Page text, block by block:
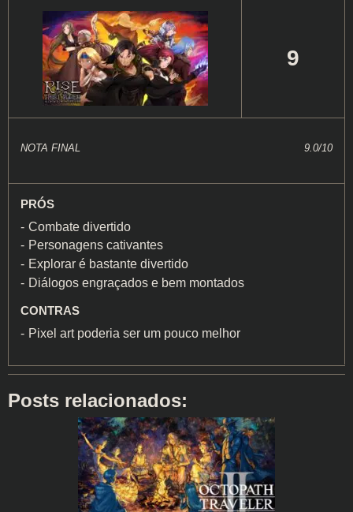
9
NOTA FINAL 9.0/10
PRÓS
Combate divertido
Personagens cativantes
Explorar é bastante divertido
Diálogos engraçados e bem montados
CONTRAS
Pixel art poderia ser um pouco melhor
Posts relacionados: